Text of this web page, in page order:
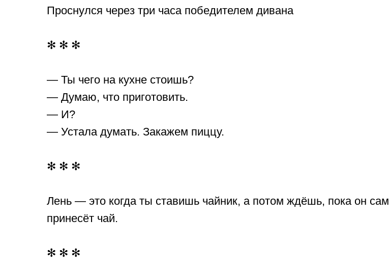
Проснулся через три часа победителем дивана
✻ ✻ ✻
— Ты чего на кухне стоишь?
— Думаю, что приготовить.
— И?
— Устала думать. Закажем пиццу.
✻ ✻ ✻
Лень — это когда ты ставишь чайник, а потом ждёшь, пока он сам
принесёт чай.
✻ ✻ ✻